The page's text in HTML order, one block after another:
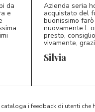
da
e
S*
Azienda seria
acquistato del
buonissimo farò
nuovamente L
presto, consiglio
vivamente,
Silvia
i feedback di utenti